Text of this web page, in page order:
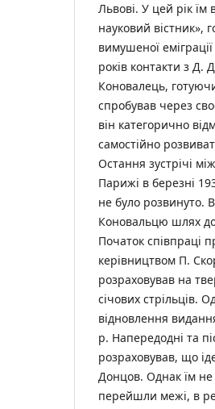
Львові. У цей рік їм
науковий вістник»,
вимушеної
років контакти з Д.
Коновалець,
спробував через
він категорично
самостійно
Остання зустрічі
Парижі в березні
не було розвинуто.
Коновальцю шлях до
Початок співпраці
керівництвом П.
розраховував на
січових стрільців.
відновлення
р. Напередодні та
розраховував, що
Донцов. Однак їм
перейшли межі, в